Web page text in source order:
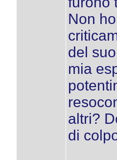
Non
del
mia
altri?
di